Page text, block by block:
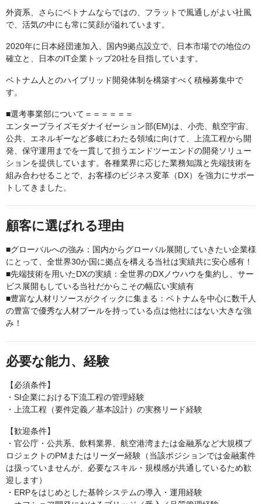
外資系、さらにベトナムならではの、フラットで風通しがよい社風
で、活気の中にも常に笑顔が溢れています。
2020年に日本経団連加入、国内9拠点設立で、日本市場での地位の
確立と、日本のIT企業トップ20社を目指しています。
ベトナム人とのハイブリッド開発体制を構築すべく積極募集中で
す。
■選考事業部について＝＝＝＝＝＝
エンタープライズモダナイゼーション部(EM)は、小売、航空宇宙、
公共、エネルギーなど多岐にわたる領域に向けて、上流工程から開
発、保守運用までを一貫して担うエンドツーエンドの開発ソリュー
ションを提供しています。各種業界に応じた業務知識と先端技術を
組み合わせることで、お客様のビジネス変革（DX）を強力にサポー
トしてきました。
顧客に選ばれる理由
■グローバルへの強み：国内からグローバル展開していきたい企業様
にとって、全世界30か国に拠点を構える当社は実績共に安心感有！
■先端技術を用いたDXの実績：全世界のDXノウハウを集約し、サー
ビス展開もしている当社だからこその幅広い実績有
■豊富な人材リソースがクイックに集まる：ベトナムを中心に数千人
の豊富で優秀な人材プールを持っている点は他社にはない大きな強
み！
必要な能力、経験
【必須条件】
・SI企業における下流工程の管理経験
・上流工程（要件定義／基本設計）の実務リード経験
【歓迎条件】
・官公庁・公共系、飲料業界、航空港湾または金融系など大規模プ
ロジェクトのPMまたはリーダー経験（当該ポジションでは金融案件
は扱っていませんが、必要なスキル・規模感が共通しているため歓
迎します）
・ERPをはじめとした基幹システムの導入・運用経験